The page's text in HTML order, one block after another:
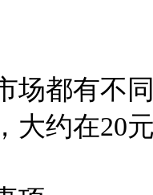
场都有不
大约在20